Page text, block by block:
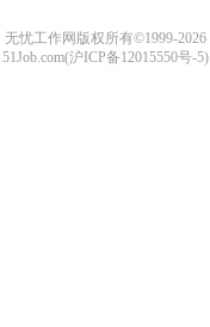
无忧工作网版权所有©1999-2026
51Job.com(沪ICP备12015550号-5)